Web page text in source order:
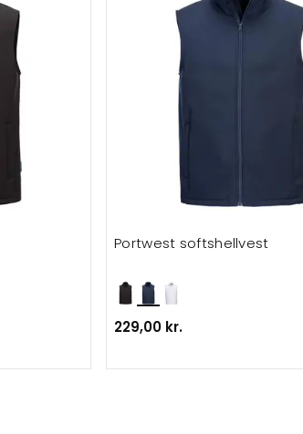
Portwest softshellvest
229,00 kr.